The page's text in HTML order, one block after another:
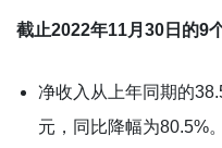
截止2022年11月30日的9
净收入从上年同期的
元，同比降幅为80.5%。